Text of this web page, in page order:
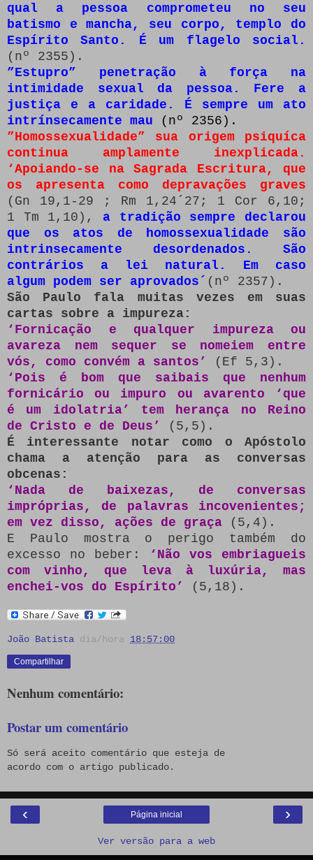
qual a pessoa comprometeu no seu
batismo e mancha, seu corpo, templo do
Espírito Santo. É um flagelo social.
(nº 2355).
”Estupro” penetração à força na
intimidade sexual da pessoa. Fere a
justiça e a caridade. É sempre um ato
intrínsecamente mau
(nº 2356).
”Homossexualidade” sua origem psiquíca
continua amplamente inexplicada.
‘Apoiando-se na Sagrada Escritura, que
os apresenta como depravações graves
(Gn 19,1-29 ; Rm 1,24´27; 1 Cor 6,10;
1 Tm 1,10), a tradição sempre declarou
que os atos de homossexualidade são
intrinsecamente desordenados. São
contrários a lei natural. Em caso
algum podem ser aprovados´ (nº 2357).
São Paulo fala muitas vezes em suas
cartas sobre a impureza:
‘Fornicação e qualquer impureza ou
avareza nem sequer se nomeiem entre
vós, como convém a santos’
(Ef 5,3).
‘Pois é bom que saibais que nenhum
fornicário ou impuro ou avarento ‘que
é um idolatria’ tem herança no Reino
de Cristo e de Deus’
(5,5).
É interessante notar como o Apóstolo
chama a atenção para as conversas
obcenas:
‘Nada de baixezas, de conversas
impróprias, de palavras incovenientes;
em vez disso, ações de graça
(5,4).
E Paulo mostra o perigo também do
excesso no beber:
‘Não vos embriagueis
com vinho, que leva à luxúria, mas
enchei-vos do Espírito’
(5,18).
João Batista dia/hora 18:57:00
Compartilhar
Nenhum comentário:
Postar um comentário
Só será aceito comentário que esteja de
acordo com o artigo publicado.
‹ ›
Página inicial
Ver versão para a web